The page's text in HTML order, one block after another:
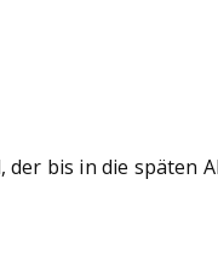
bis in die späten